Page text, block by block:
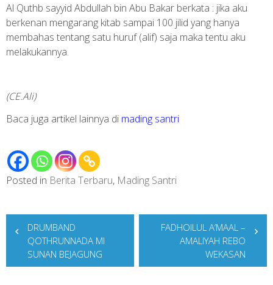
Al Quthb sayyid Abdullah bin Abu Bakar berkata : jika aku
berkenan mengarang kitab sampai 100 jilid yang hanya
membahas tentang satu huruf (alif) saja maka tentu aku
melakukannya.
(CE.Ali)
Baca juga artikel lainnya di mading santri
Posted in Berita Terbaru, Mading Santri
Post
navigation
DRUMBAND
QOTHRUNNADA MI
SUNAN BEJAGUNG
FADHOILUL A’MAAL –
AMALIYAH REBO
WEKASAN